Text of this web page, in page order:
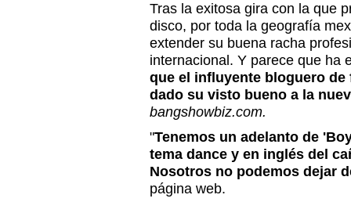
Tras la exitosa gira con la que
disco, por toda la geografía
extender su buena racha
internacional. Y parece que ha
que el influyente bloguero de
dado su visto bueno a la
bangshowbiz.com.
"Tenemos un adelanto de
tema dance y en inglés del
Nosotros no podemos dejar
página web.